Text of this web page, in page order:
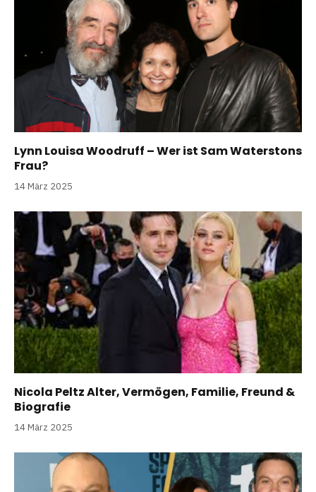
Lynn Louisa Woodruff – Wer ist Sam Waterstons
Frau?
14 März 2025
Nicola Peltz Alter, Vermögen, Familie, Freund &
Biografie
14 März 2025